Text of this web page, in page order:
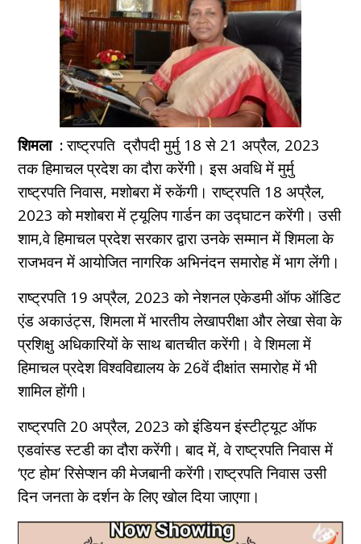
शिमला :राष्ट्रपति द्रौपदी मुर्मु 18 से 21 अप्रैल, 2023
तक हिमाचल प्रदेश का दौरा करेंगी। इस अवधि में मुर्मु
राष्ट्रपति निवास, मशोबरा में रुकेंगी। राष्ट्रपति 18 अप्रैल,
2023 को मशोबरा में ट्यूलिप गार्डन का उद्घाटन करेंगी। उसी
शाम,वे हिमाचल प्रदेश सरकार द्वारा उनके सम्मान में शिमला के
राजभवन में आयोजित नागरिक अभिनंदन समारोह में भाग लेंगी।
राष्ट्रपति 19 अप्रैल, 2023 को नेशनल एकेडमी ऑफ ऑडिट
एंड अकाउंट्स, शिमला में भारतीय लेखापरीक्षा और लेखा सेवा के
प्रशिक्षु अधिकारियों के साथ बातचीत करेंगी। वे शिमला में
हिमाचल प्रदेश विश्वविद्यालय के 26वें दीक्षांत समारोह में भी
शामिल होंगी।
राष्ट्रपति 20 अप्रैल, 2023 को इंडियन इंस्टीट्यूट ऑफ
एडवांस्ड स्टडी का दौरा करेंगी। बाद में, वे राष्ट्रपति निवास में
‘एट होम’ रिसेप्शन की मेजबानी करेंगी।राष्ट्रपति निवास उसी
दिन जनता के दर्शन के लिए खोल दिया जाएगा।